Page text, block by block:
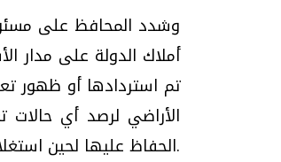
وشدد المحافظ على
أملاك الدولة على مدار
تم استردادها أو ظهور
الحفاظ عليها لحين.
تحقيقات وحوارات